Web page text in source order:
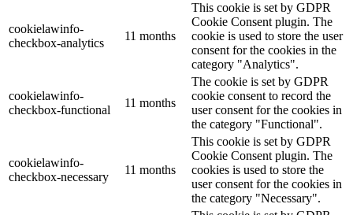
cookielawinfo-
checkbox-analytics
11 months
This cookie is set by GDPR
Cookie Consent plugin. The
cookie is used to store the user
consent for the cookies in the
category "Analytics".
cookielawinfo-
checkbox-functional
11 months
The cookie is set by GDPR
cookie consent to record the
user consent for the cookies in
the category "Functional".
cookielawinfo-
checkbox-necessary
11 months
This cookie is set by GDPR
Cookie Consent plugin. The
cookies is used to store the
user consent for the cookies in
the category "Necessary".